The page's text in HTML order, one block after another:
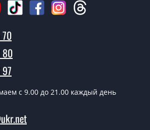
дверей Цветок - от 1600 грн.
нескольких часов, при
на складе, либо на следующий
замерщика?
c 9.00 до 21.00 каждый день